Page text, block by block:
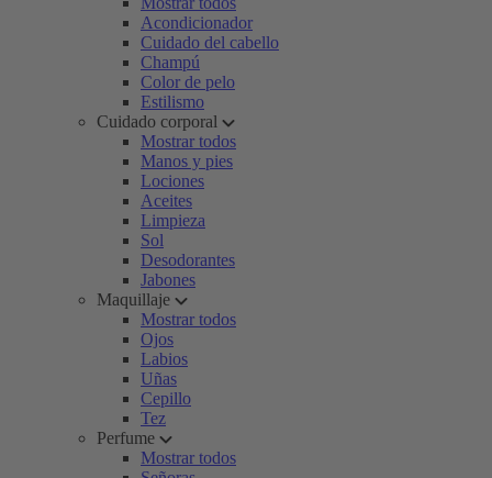
Acondicionador
Cuidado del cabello
Champú
Color de pelo
Estilismo
Cuidado corporal
Mostrar todos
Manos y pies
Lociones
Aceites
Limpieza
Sol
Desodorantes
Jabones
Maquillaje
Mostrar todos
Ojos
Labios
Uñas
Cepillo
Tez
Perfume
Mostrar todos